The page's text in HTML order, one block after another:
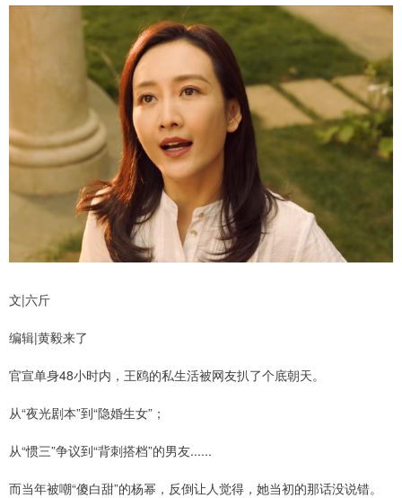
文|六斤
编辑|黄毅来了
官宣单身48小时内，王鸥的私生活被网友扒了个底朝天。
从“夜光剧本”到“隐婚生女”；
从“惯三”争议到“背刺搭档”的男友......
而当年被嘲“傻白甜”的杨幂，反倒让人觉得，她当初的那话没说错。